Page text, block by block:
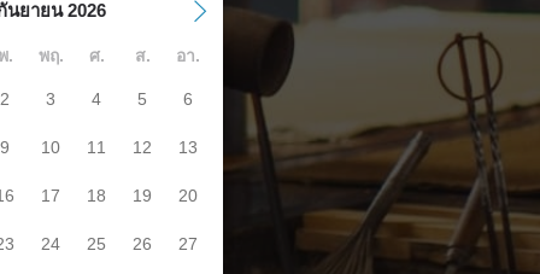
นยายน 2026
. พฤ. ศ. ส. อา.
2 3 4 5 6
9 10 11 12 13
17 18 19 20
24 25 26 27